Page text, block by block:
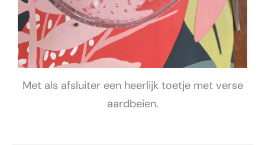
Met als afsluiter een heerlijk toetje met verse
aardbeien.